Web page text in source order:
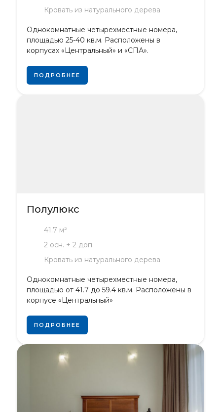
Кровать из натурального дерева
Однокомнатные четырехместные номера,
площадью 25-40 кв.м. Расположены в
корпусах «Центральный» и «СПА».
ПОДРОБНЕЕ
Полулюкс
41.7 м²
2 осн. + 2 доп.
Кровать из натурального дерева
Однокомнатные четырехместные номера,
площадью от 41.7 до 59.4 кв.м. Расположены в
корпусе «Центральный»
ПОДРОБНЕЕ